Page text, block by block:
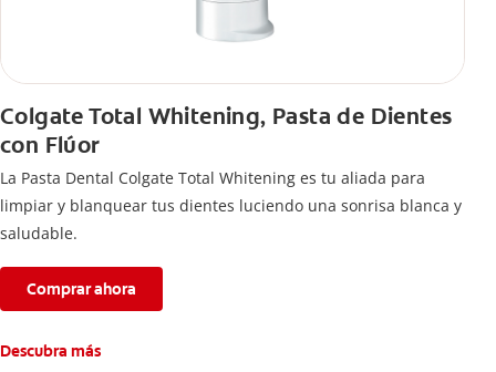
Colgate Total Whitening, Pasta de Dientes
con Flúor
La Pasta Dental Colgate Total Whitening es tu aliada para
limpiar y blanquear tus dientes luciendo una sonrisa blanca y
saludable.
Comprar ahora
Descubra más